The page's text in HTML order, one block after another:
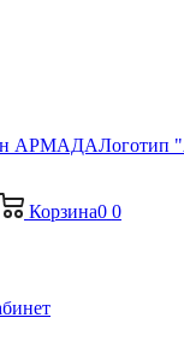
Логотип
Корзина0 0